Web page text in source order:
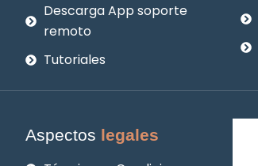
Descarga App soporte
remoto
Tutoriales
Aspectos legales